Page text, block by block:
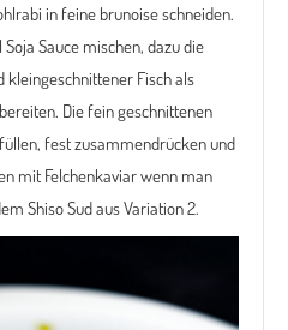
in feine brunoise schneiden.
Sauce mischen, dazu die
kleingeschnittener Fisch als
Die fein geschnittenen
fest zusammendrücken und
mit Felchenkaviar wenn man
Shiso Sud aus Variation 2.